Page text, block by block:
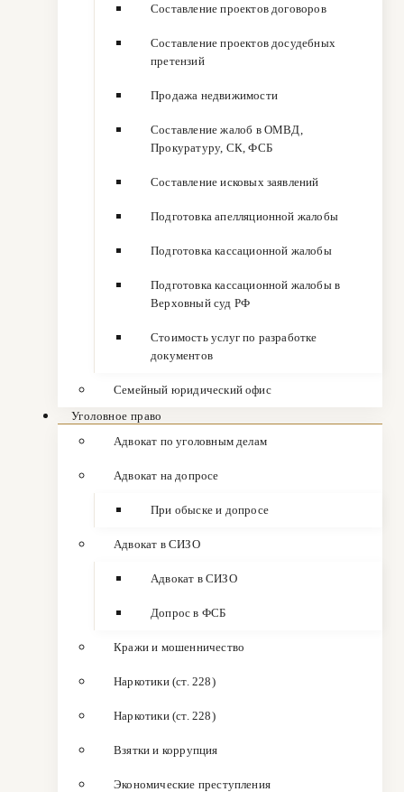
Составление проектов договоров
Составление проектов досудебных
претензий
Продажа недвижимости
Составление жалоб в ОМВД,
Прокуратуру, СК, ФСБ
Составление исковых заявлений
Подготовка апелляционной жалобы
Подготовка кассационной жалобы
Подготовка кассационной жалобы в
Верховный суд РФ
Стоимость услуг по разработке
документов
Семейный юридический офис
Уголовное право
Адвокат по уголовным делам
Адвокат на допросе
При обыске и допросе
Адвокат в СИЗО
Адвокат в СИЗО
Допрос в ФСБ
Кражи и мошенничество
Наркотики (ст. 228)
Наркотики (ст. 228)
Взятки и коррупция
Экономические преступления